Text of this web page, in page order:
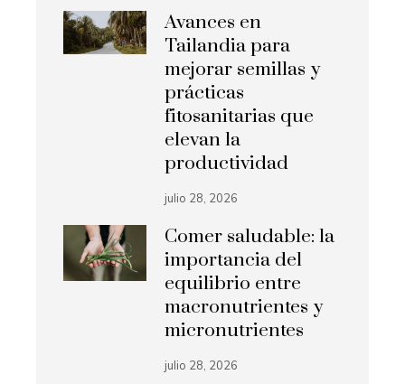
Avances en
Tailandia para
mejorar semillas y
prácticas
fitosanitarias que
elevan la
productividad
julio 28, 2026
Comer saludable: la
importancia del
equilibrio entre
macronutrientes y
micronutrientes
julio 28, 2026